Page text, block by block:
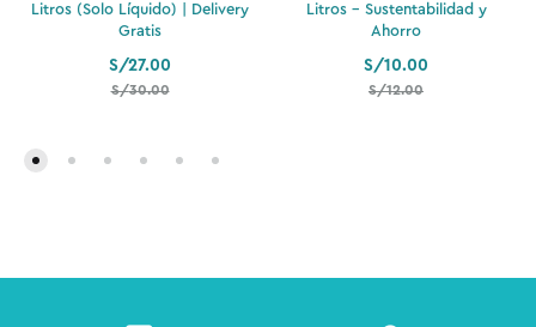
Litros (Solo Líquido) | Delivery
Gratis
S/27.00
S/30.00
Litros – Sustentabilidad y
Ahorro
S/10.00
S/12.00